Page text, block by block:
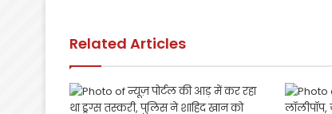
o
k
p
Related Articles